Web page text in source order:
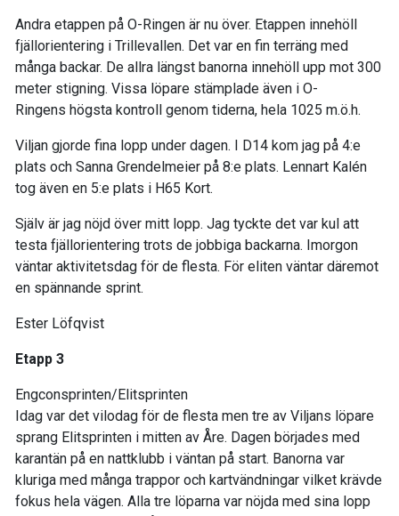
Andra etappen på O-Ringen är nu över. Etappen innehöll
fjällorientering i Trillevallen. Det var en fin terräng med
många backar. De allra längst banorna innehöll upp mot 300
meter stigning. Vissa löpare stämplade även i O-
Ringens högsta kontroll genom tiderna, hela 1025 m.ö.h.
Viljan gjorde fina lopp under dagen. I D14 kom jag på 4:e
plats och Sanna Grendelmeier på 8:e plats. Lennart Kalén
tog även en 5:e plats i H65 Kort.
Själv är jag nöjd över mitt lopp. Jag tyckte det var kul att
testa fjällorientering trots de jobbiga backarna. Imorgon
väntar aktivitetsdag för de flesta. För eliten väntar däremot
en spännande sprint.
Ester Löfqvist
Etapp 3
Engconsprinten/Elitsprinten
Idag var det vilodag för de flesta men tre av Viljans löpare
sprang Elitsprinten i mitten av Åre. Dagen börjades med
karantän på en nattklubb i väntan på start. Banorna var
kluriga med många trappor och kartvändningar vilket krävde
fokus hela vägen. Alla tre löparna var nöjda med sina lopp